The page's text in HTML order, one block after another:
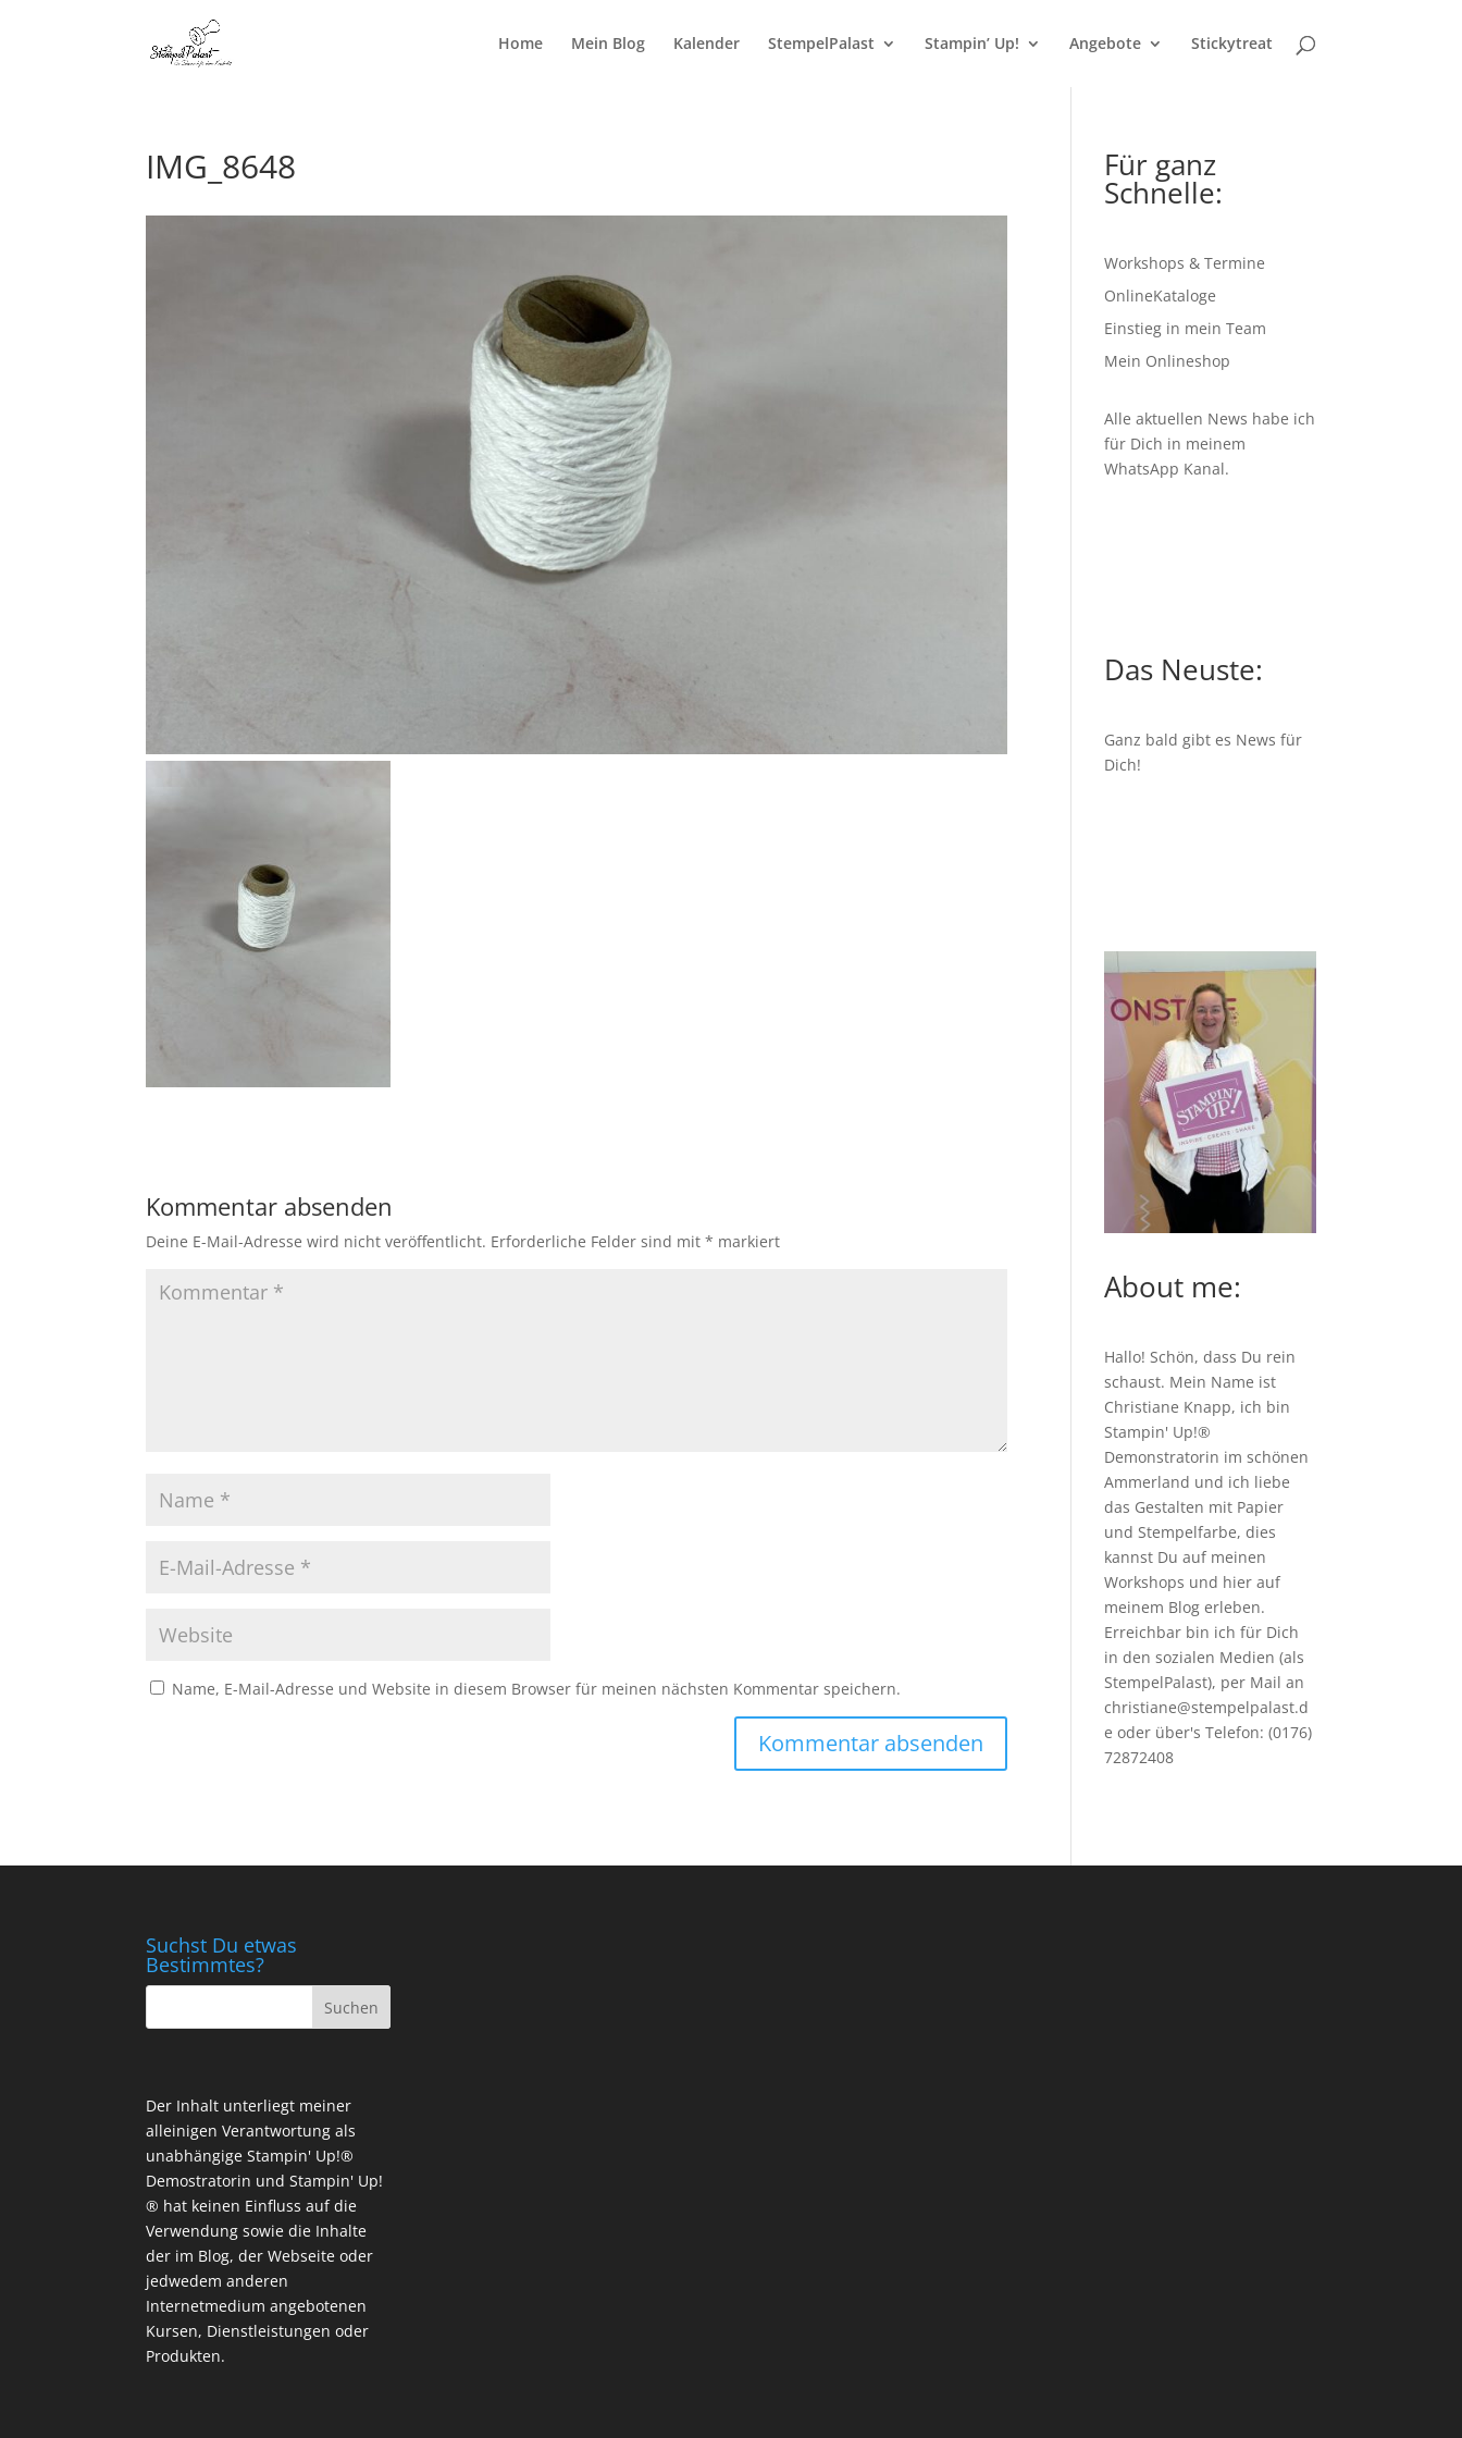
Home Mein Blog Kalender StempelPalast Stampin’ Up! Angebote Stickytreat
IMG_8648
Kommentar absenden
Deine E-Mail-Adresse wird nicht veröffentlicht. Erforderliche Felder sind mit* markiert
Name, E-Mail-Adresse und Website in diesem Browser für meinen nächsten Kommentar speichern.
Für ganz
Schnelle:
Workshops & Termine
OnlineKataloge
Einstieg in mein Team
Mein Onlineshop
Alle aktuellen News habe ich
für Dich in meinem
WhatsApp Kanal.
Das Neuste:
Ganz bald gibt es News für
Dich!
About me:
Hallo! Schön, dass Du rein
schaust. Mein Name ist
Christiane Knapp, ich bin
Stampin' Up!®
Demonstratorin im schönen
Ammerland und ich liebe
das Gestalten mit Papier
und Stempelfarbe, dies
kannst Du auf meinen
Workshops und hier auf
meinem Blog erleben.
Erreichbar bin ich für Dich
in den sozialen Medien (als
StempelPalast), per Mail an
christiane@stempelpalast.d
e oder über's Telefon: (0176)
72872408
Suchst Du etwas
Bestimmtes?
Der Inhalt unterliegt meiner
alleinigen Verantwortung als
unabhängige Stampin' Up!®
Demostratorin und Stampin' Up!
® hat keinen Einfluss auf die
Verwendung sowie die Inhalte
der im Blog, der Webseite oder
jedwedem anderen
Internetmedium angebotenen
Kursen, Dienstleistungen oder
Produkten.